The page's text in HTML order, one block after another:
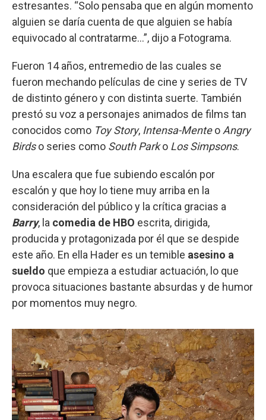
estresantes. “Solo pensaba que en algún momento
alguien se daría cuenta de que alguien se había
equivocado al contratarme…”, dijo a Fotograma.
Fueron 14 años, entremedio de las cuales se
fueron mechando películas de cine y series de TV
de distinto género y con distinta suerte. También
prestó su voz a personajes animados de films tan
conocidos como Toy Story, Intensa-Menteo Angry
Birdso series como South Parko Los Simpsons.
Una escalera que fue subiendo escalón por
escalón y que hoy lo tiene muy arriba en la
consideración del público y la crítica gracias a
Barry, la comedia de HBO escrita, dirigida,
producida y protagonizada por él que se despide
este año. En ella Hader es un temible asesino a
sueldo que empieza a estudiar actuación, lo que
provoca situaciones bastante absurdas y de humor
por momentos muy negro.